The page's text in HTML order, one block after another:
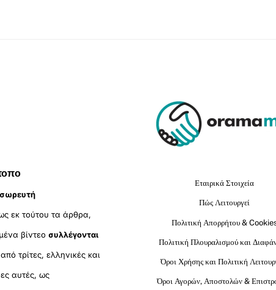
εκ τούτου τα άρθρα,
βίντεο συλλέγονται
από τρίτες, ελληνικές και
αυτές, ως
Εταιρικά Στοιχεία
Πώς Λειτουργεί
Πολιτική Απορρήτου &
Πολιτική Πλουραλισμού και
Όροι Χρήσης και Πολιτική
Όροι Αγορών, Αποστολών &